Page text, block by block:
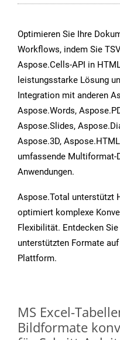
Optimieren Sie Ihre
Workflows, indem Sie
Aspose.Cells-API in
leistungsstarke Lösung
Integration mit anderen
Aspose.Words,
Aspose.Slides,
Aspose.3D,
umfassende Multiformat-
Anwendungen.
Aspose.Total unterstützt
optimiert komplexe
Flexibilität. Entdecken
unterstützten Formate
Plattform.
MS Excel-
Bildformate